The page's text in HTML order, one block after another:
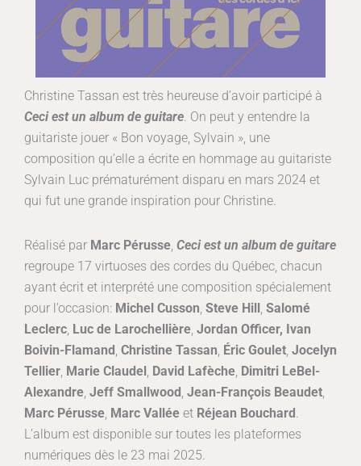
Christine Tassan est très heureuse d’avoir participé à
Ceci est un album de guitare. On peut y entendre la
guitariste jouer « Bon voyage, Sylvain », une
composition qu’elle a écrite en hommage au guitariste
Sylvain Luc prématurément disparu en mars 2024 et
qui fut une grande inspiration pour Christine.
Réalisé par Marc Pérusse Ceci est un album de guitare
regroupe 17 virtuoses des cordes du Québec, chacun
ayant écrit et interprété une composition spécialement
pour l’occasion: Michel Cusson Steve Hill Salomé
Leclerc Luc de Larochellière Jordan Officer, Ivan
Boivin-Flamand Christine Tassan Éric Goulet Jocelyn
Tellier Marie Claudel David Lafèche Dimitri LeBel-
Alexandre Jeff Smallwood Jean-François Beaudet
Marc Pérusse Marc Vallée et Réjean Bouchard
L’album est disponible sur toutes les plateformes
numériques dès le 23 mai 2025.